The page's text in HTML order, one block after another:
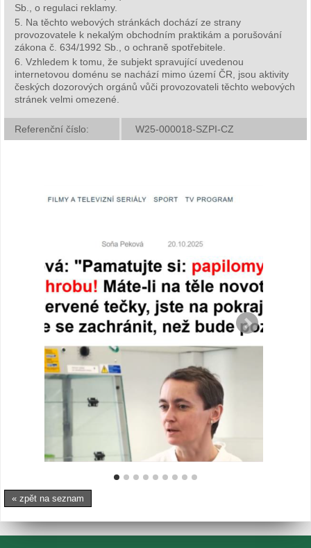
Sb., o regulaci reklamy.
5. Na těchto webových stránkách dochází ze strany
provozovatele k nekalým obchodním praktikám a porušování
zákona č. 634/1992 Sb., o ochraně spotřebitele.
6. Vzhledem k tomu, že subjekt spravující uvedenou
internetovou doménu se nachází mimo území ČR, jsou aktivity
českých dozorových orgánů vůči provozovateli těchto webových
stránek velmi omezené.
Referenční číslo: W25-000018-SZPI-CZ
« zpět na seznam